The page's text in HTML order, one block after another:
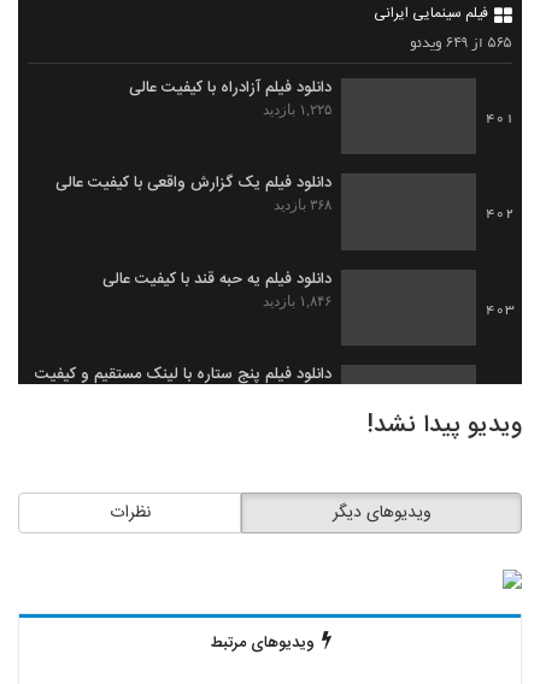
فیلم سینمایی ایرانی
۵۶۵ از ۶۴۹ ویدئو
401
دانلود فیلم آزادراه با کیفیت عالی
۱,۲۲۵ بازدید
402
دانلود فیلم یک گزارش واقعی با کیفیت عالی
۳۶۸ بازدید
403
دانلود فیلم یه حبه قند با کیفیت عالی
۱,۸۴۶ بازدید
دانلود فیلم پنج ستاره با لینک مستقیم و کیفیت
عالی
دانلود فیلم هتل کارتن با لینک مستقیم و
ویدیو پیدا نشد!
نظرات ویدیوهای دیگر
ویدیوهای مرتبط